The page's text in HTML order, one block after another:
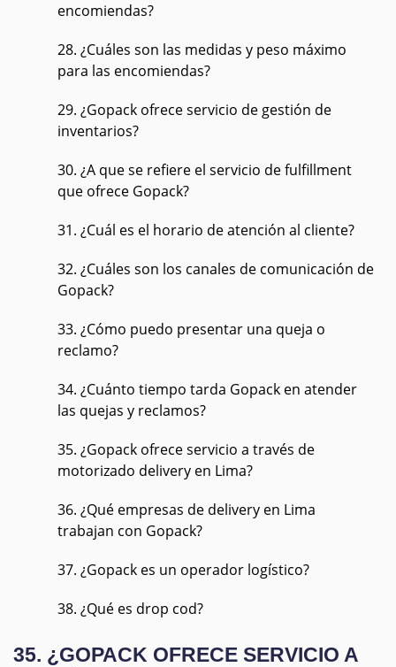
encomiendas?
28. ¿Cuáles son las medidas y peso máximo
para las encomiendas?
29. ¿Gopack ofrece servicio de gestión de
inventarios?
30. ¿A que se refiere el servicio de fulfillment
que ofrece Gopack?
31. ¿Cuál es el horario de atención al cliente?
32. ¿Cuáles son los canales de comunicación de
Gopack?
33. ¿Cómo puedo presentar una queja o
reclamo?
34. ¿Cuánto tiempo tarda Gopack en atender
las quejas y reclamos?
35. ¿Gopack ofrece servicio a través de
motorizado delivery en Lima?
36. ¿Qué empresas de delivery en Lima
trabajan con Gopack?
37. ¿Gopack es un operador logístico?
38. ¿Qué es drop cod?
35. ¿GOPACK OFRECE SERVICIO A